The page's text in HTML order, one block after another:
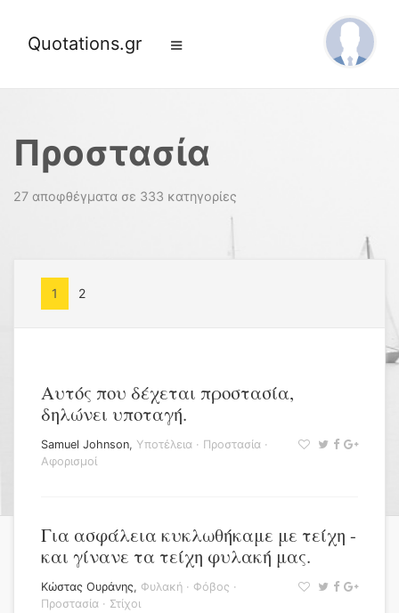
Quotations.gr
Προστασία
27 αποφθέγματα σε 333 κατηγορίες
1 2
Αυτός που δέχεται προστασία,
δηλώνει υποταγή.
Samuel Johnson, Υποτέλεια · Προστασία ·
Αφορισμοί
Για ασφάλεια κυκλωθήκαμε με τείχη -
και γίνανε τα τείχη φυλακή μας.
Κώστας Ουράνης, Φυλακή · Φόβος ·
Προστασία · Στίχοι